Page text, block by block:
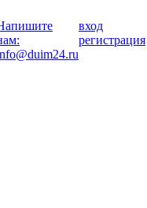
вход
регистрация